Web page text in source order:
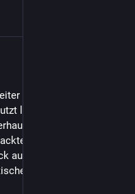
verteilen Excel-
längst private KI-Tools,
noch zu schaffen.
auf das ungleiche Duell
Selbstschutz der